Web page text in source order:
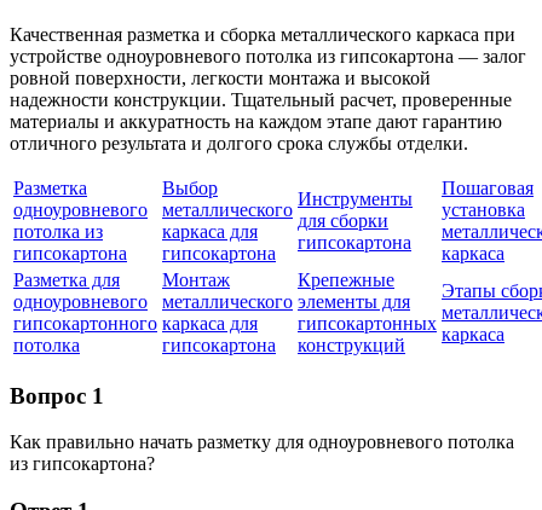
Качественная разметка и сборка металлического каркаса при
устройстве одноуровневого потолка из гипсокартона — залог
ровной поверхности, легкости монтажа и высокой
надежности конструкции. Тщательный расчет, проверенные
материалы и аккуратность на каждом этапе дают гарантию
отличного результата и долгого срока службы отделки.
Разметка
одноуровневого
потолка из
гипсокартона
Выбор
металлического
каркаса для
гипсокартона
Инструменты
для сборки
гипсокартона
Пошаговая
установка
каркаса
Разметка для
одноуровневого
гипсокартонного
потолка
Монтаж
металлического
каркаса для
гипсокартона
Крепежные
элементы для
гипсокартонных
конструкций
Этапы
каркаса
Вопрос 1
Как правильно начать разметку для одноуровневого потолка
из гипсокартона?